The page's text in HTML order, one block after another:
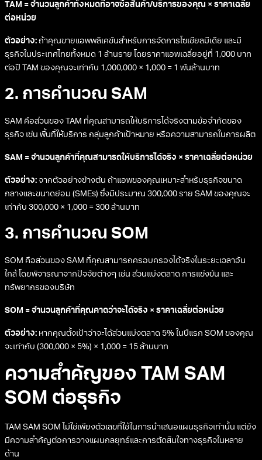
TAM = จำนวนลูกค้าทั้งหมดที่อาจซื้อสินค้า/บริการของคุณ × ราคาเฉลี่ย
ต่อหน่วย
ตัวอย่าง: ถ้าคุณขายแอพพลิเคชันสำหรับการจัดการโซเชียลมีเดีย และมี
ธุรกิจในประเทศไทยทั้งหมด 1 ล้านราย โดยราคาแอพเฉลี่ยอยู่ที่ 1,000 บาท
ต่อปี TAM ของคุณจะเท่ากับ 1,000,000 × 1,000 = 1 พันล้านบาท
2. การคำนวณ SAM
SAM คือส่วนของ TAM ที่คุณสามารถให้บริการได้จริงตามข้อจำกัดของ
ธุรกิจ เช่น พื้นที่ให้บริการ กลุ่มลูกค้าเป้าหมาย หรือความสามารถในการผลิต
SAM = จำนวนลูกค้าที่คุณสามารถให้บริการได้จริง × ราคาเฉลี่ยต่อหน่วย
ตัวอย่าง: จากตัวอย่างข้างต้น ถ้าแอพของคุณเหมาะสำหรับธุรกิจขนาด
กลางและขนาดย่อม (SMEs) ซึ่งมีประมาณ 300,000 ราย SAM ของคุณจะ
เท่ากับ 300,000 × 1,000 = 300 ล้านบาท
3. การคำนวณ SOM
SOM คือส่วนของ SAM ที่คุณสามารถครอบครองได้จริงในระยะเวลาอัน
ใกล้ โดยพิจารณาจากปัจจัยต่างๆ เช่น ส่วนแบ่งตลาด การแข่งขัน และ
ทรัพยากรของบริษัท
SOM = จำนวนลูกค้าที่คุณคาดว่าจะได้จริง × ราคาเฉลี่ยต่อหน่วย
ตัวอย่าง: หากคุณตั้งเป้าว่าจะได้ส่วนแบ่งตลาด 5% ในปีแรก SOM ของคุณ
จะเท่ากับ (300,000 × 5%) × 1,000 = 15 ล้านบาท
ความสำคัญของ TAM SAM
SOM ต่อธุรกิจ
TAM SAM SOM ไม่ใช่เพียงตัวเลขที่ใช้ในการนำเสนอแผนธุรกิจเท่านั้น แต่ยัง
มีความสำคัญต่อการวางแผนกลยุทธ์และการตัดสินใจทางธุรกิจในหลาย
ด้าน